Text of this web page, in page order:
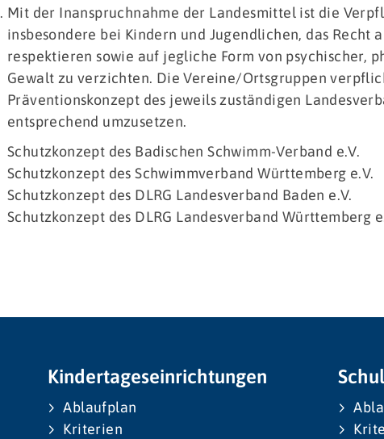
Mit der Inanspruchnahme der Landesmittel ist die
insbesondere bei Kindern und Jugendlichen, das
respektieren sowie auf jegliche Form von psychischer,
Gewalt zu verzichten. Die Vereine/Ortsgruppen
Präventionskonzept des jeweils zuständigen
entsprechend umzusetzen.
Schutzkonzept des Badischen Schwimm-Verband e.V.
Schutzkonzept des Schwimmverband Württemberg e.V.
Schutzkonzept des DLRG Landesverband Baden e.V.
Schutzkonzept des DLRG Landesverband Württemberg
Kindertageseinrichtungen
Ablaufplan
Kriterien